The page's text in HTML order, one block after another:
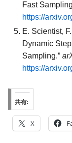
Fast
https://
E. Scientist,
Dynamic
Sampling.”
https://
共有:
X